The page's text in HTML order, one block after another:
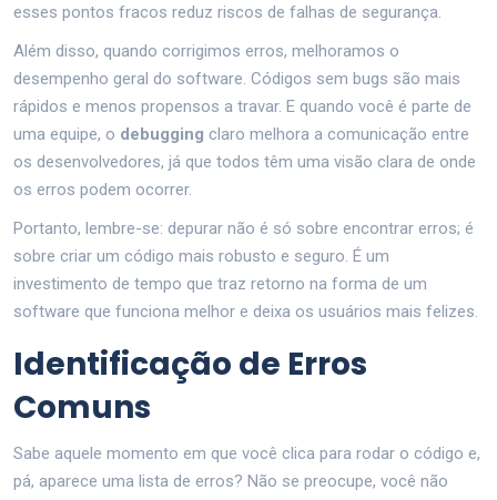
esses pontos fracos reduz riscos de falhas de segurança.
Além disso, quando corrigimos erros, melhoramos o
desempenho geral do software. Códigos sem bugs são mais
rápidos e menos propensos a travar. E quando você é parte de
uma equipe, o debugging claro melhora a comunicação entre
os desenvolvedores, já que todos têm uma visão clara de onde
os erros podem ocorrer.
Portanto, lembre-se: depurar não é só sobre encontrar erros; é
sobre criar um código mais robusto e seguro. É um
investimento de tempo que traz retorno na forma de um
software que funciona melhor e deixa os usuários mais felizes.
Identificação de Erros
Comuns
Sabe aquele momento em que você clica para rodar o código e,
pá, aparece uma lista de erros? Não se preocupe, você não